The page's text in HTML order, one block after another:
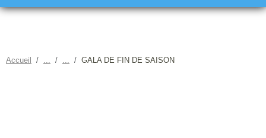
Accueil GALA DE FIN DE SAISON